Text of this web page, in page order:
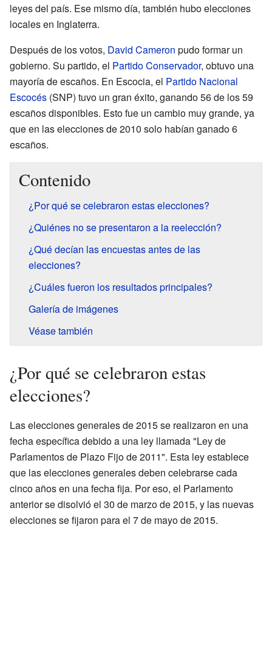
leyes del país. Ese mismo día, también hubo elecciones
locales en Inglaterra.
Después de los votos, David Cameron pudo formar un
gobierno. Su partido, el Partido Conservador, obtuvo una
mayoría de escaños. En Escocia, el Partido Nacional
Escocés (SNP) tuvo un gran éxito, ganando 56 de los 59
escaños disponibles. Esto fue un cambio muy grande, ya
que en las elecciones de 2010 solo habían ganado 6
escaños.
Contenido
¿Por qué se celebraron estas elecciones?
¿Quiénes no se presentaron a la reelección?
¿Qué decían las encuestas antes de las
elecciones?
¿Cuáles fueron los resultados principales?
Galería de imágenes
Véase también
¿Por qué se celebraron estas
elecciones?
Las elecciones generales de 2015 se realizaron en una
fecha específica debido a una ley llamada "Ley de
Parlamentos de Plazo Fijo de 2011". Esta ley establece
que las elecciones generales deben celebrarse cada
cinco años en una fecha fija. Por eso, el Parlamento
anterior se disolvió el 30 de marzo de 2015, y las nuevas
elecciones se fijaron para el 7 de mayo de 2015.